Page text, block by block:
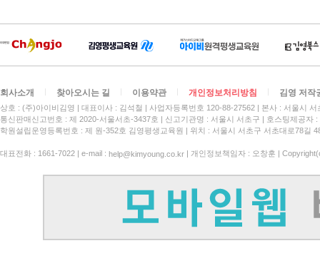
회사소개 찾아오시는 길 이용약관 개인정보처리방침 김영 저작
상호 : (주)아이비김영 대표이사 : 김석철 사업자등록번호 120-88-27562
본사 : 서울시
통신판매신고번호 : 제 2020-서울서초-3437호
신고기관명 : 서울시 서초구
호스팅제공자
학원설립운영등록번호 : 제 원-352호 김영평생교육원 | 위치 : 서울시 서초구 서초대로78길
대표전화 : 1661-7022 | e-mail : help@kimyoung.co.kr | 개인정보책임자 : 오창훈 |